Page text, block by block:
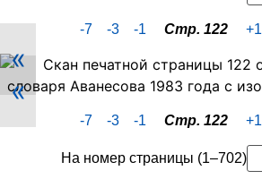
-7 -3 -1 Стр. 122 +1
Скан
PDF-
страницы
122
Аванесова
«
«
-7 -3 -1 Стр. 122 +1
На номер страницы (1–702)